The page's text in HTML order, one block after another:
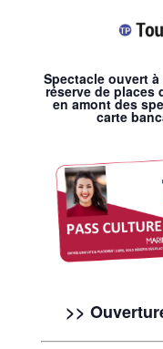
Spectacle ouvert
réserve de places
en amont des
carte
>>